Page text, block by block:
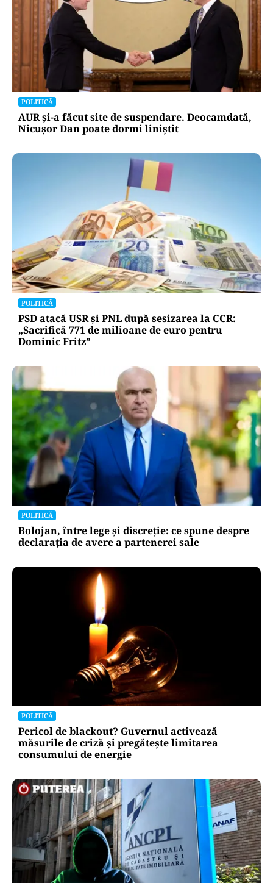
POLITICĂ
AUR și-a făcut site de suspendare. Deocamdată,
Nicușor Dan poate dormi liniștit
POLITICĂ
PSD atacă USR și PNL după sesizarea la CCR:
„Sacrifică 771 de milioane de euro pentru
Dominic Fritz”
POLITICĂ
Bolojan, între lege și discreție: ce spune despre
declarația de avere a partenerei sale
POLITICĂ
Pericol de blackout? Guvernul activează
măsurile de criză și pregătește limitarea
consumului de energie